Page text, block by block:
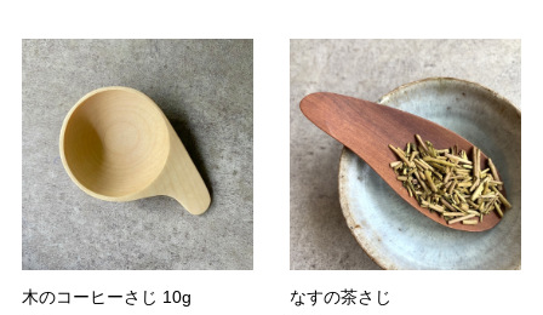
木のコーヒーさじ 10g なすの茶さじ